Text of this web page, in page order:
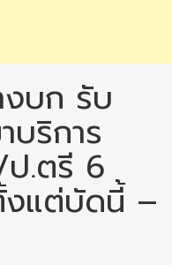
บก รับ
บริการ
.ตรี 6
งแต่บัดนี้ –